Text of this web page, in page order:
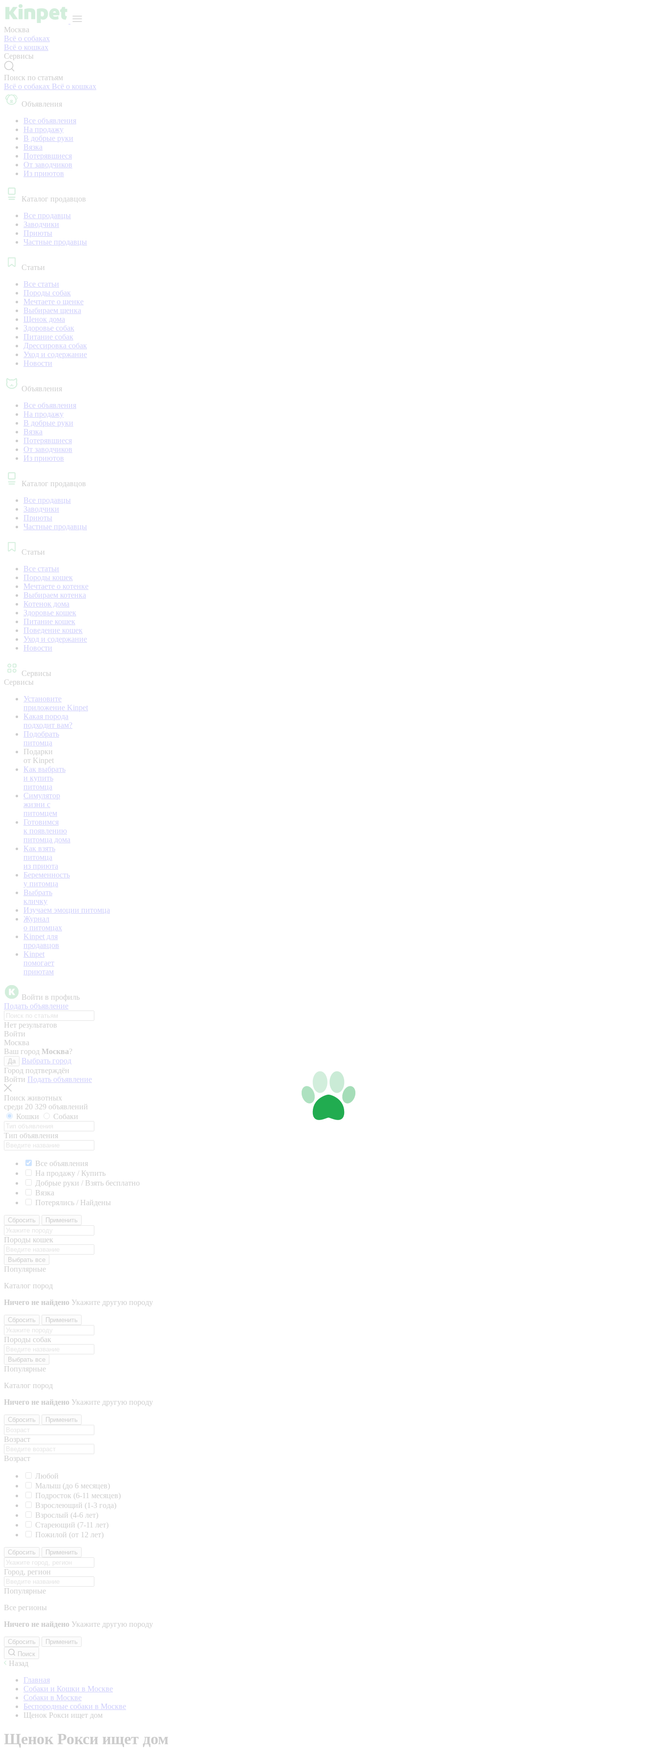
Москва
Всё о собаках
Всё о кошках
Сервисы
Поиск по статьям
Всё о собаках Всё о кошках
Объявления
Все объявления
На продажу
В добрые руки
Вязка
Потерявшиеся
От заводчиков
Из приютов
Каталог продавцов
Все продавцы
Заводчики
Приюты
Частные продавцы
Статьи
Все статьи
Породы собак
Мечтаете о щенке
Выбираем щенка
Щенок дома
Здоровье собак
Питание собак
Дрессировка собак
Уход и содержание
Новости
Объявления
Все объявления
На продажу
В добрые руки
Вязка
Потерявшиеся
От заводчиков
Из приютов
Каталог продавцов
Все продавцы
Заводчики
Приюты
Частные продавцы
Статьи
Все статьи
Породы кошек
Мечтаете о котенке
Выбираем котенка
Котенок дома
Здоровье кошек
Питание кошек
Поведение кошек
Уход и содержание
Новости
Сервисы
Сервисы
Установите
приложение Kinpet
Какая порода
подходит вам?
Подобрать
питомца
Подарки
от Kinpet
Как выбрать
и купить
питомца
Симулятор
жизни с
питомцем
Готовимся
к появлению
питомца дома
Как взять
питомца
из приюта
Беременность
у питомца
Выбрать
кличку
Изучаем эмоции питомца
Журнал
о питомцах
Kinpet для
продавцов
Kinpet
помогает
приютам
Войти в профиль
Подать объявление
Нет результатов
Войти
Москва
Ваш город Москва?
Да
Выбрать город
Город подтверждён
Войти Подать объявление
Поиск животных
среди 20 329 объявлений
Кошки
Собаки
Тип объявления
Все объявления
На продажу / Купить
Добрые руки / Взять бесплатно
Вязка
Потерялись / Найдены
Сбросить Применить
Породы кошек
Выбрать все
Популярные
Каталог пород
Ничего не найдено Укажите другую породу
Сбросить Применить
Породы собак
Выбрать все
Популярные
Каталог пород
Ничего не найдено Укажите другую породу
Сбросить Применить
Возраст
Возраст
Любой
Малыш (до 6 месяцев)
Подросток (6-11 месяцев)
Взрослеющий (1-3 года)
Взрослый (4-6 лет)
Стареющий (7-11 лет)
Пожилой (от 12 лет)
Сбросить Применить
Город, регион
Популярные
Все регионы
Ничего не найдено Укажите другую породу
Сбросить
Применить
Поиск
Назад
Главная
Собаки и Кошки в Москве
Собаки в Москве
Беспородные собаки в Москве
Щенок Рокси ищет дом
Щенок Рокси ищет дом